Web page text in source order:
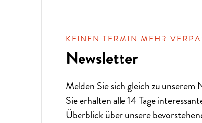
KEINEN TERMIN MEHR
Newsletter
Melden Sie sich gleich zu unserem
Sie erhalten alle 14 Tage
Überblick über unsere